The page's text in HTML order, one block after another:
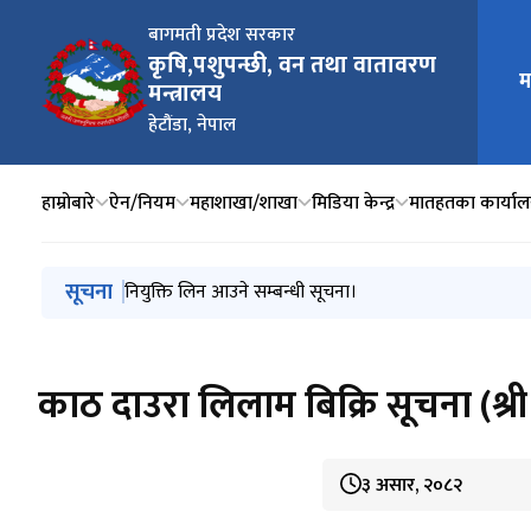
बागमती प्रदेश सरकार
कृषि,पशुपन्छी, वन तथा वातावरण
मन्त्रालय
हेटौंडा, नेपाल
मुख्य
हाम्रोबारे ऐन/नियम महाशाखा/शाखा मिडिया केन्द्र मातहतका
मुख्य नेभिगेसनमा जानुहोस्
सूचना सार्वजनिक सूचना।
नियुक्ति लिन आउने सम्बन्धी सूचना।
प्रदेश सूचनाको हक सम्बन्धि ऐन, २०७६ को दफा ५(२)
Issuance of letter of intent to award the contract
नागरिक कम्युनिटी टिचिङ हस्पिटल स्थानान्तरणको
काठ दाउरा लिलाम बिक्रि सूचना
३ असार, २०८२